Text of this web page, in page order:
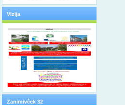
Vizija
Zanimivček 32